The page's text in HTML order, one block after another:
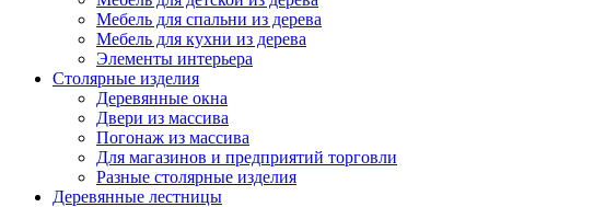
Мебель для спальни из дерева
Мебель для кухни из дерева
Элементы интерьера
Столярные изделия
Деревянные окна
Двери из массива
Погонаж из массива
Для магазинов и предприятий торговли
Разные столярные изделия
Деревянные лестницы